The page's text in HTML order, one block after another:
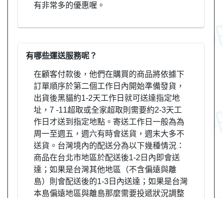
有非常多的優惠喔。
有哪些運送服務呢？
在顧客付款後，他們在購買的商品將依據下
訂單順序於第二個工作日內開始準備發貨，
出貨後黑貓約1-2天工作日就可送達指定地
址，7 -11超取或全家超取則需要約2-3天工
作日才送到指定地點。寄送工作日一般為為
周一至週五，週六有時會送貨，週末大多不
送貨。台灣境內的配送分為以下幾種情況：
商品在台北市地區於配送後1-2日內即會送
達；如果是台灣其他地區（不含偏遠與離
島）則會配送後的1-3日內送達；如果是台灣
本島偏遠地區與離島那麼需要投遞狀況調整